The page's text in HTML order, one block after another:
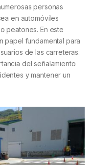
personas
en automóviles
peatones. En este
papel fundamental para
de las carreteras.
del señalamiento
y mantener un